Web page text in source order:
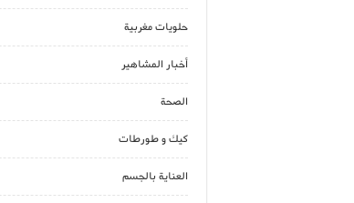
حلويات مغربية
أخبار المشاهير
الصحة
كيك و طورطات
العناية بالجسم